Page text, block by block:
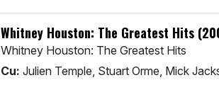
Whitney Houston: The Greatest Hits
Whitney Houston: The Greatest Hits
Cu: Julien Temple, Stuart Orme, Mick